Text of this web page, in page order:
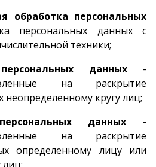
обработка персональных
персональных данных с
техники;
данных -
на раскрытие
кругу лиц;
данных -
на раскрытие
определенному лицу или